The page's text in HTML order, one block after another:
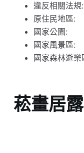
違反相關法規
原住民地區:
國家公園:
國家風景區:
國家森林遊樂
菘畫居